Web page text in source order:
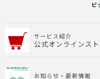
ピ
サービス紹介
公式オンラインス
お知らせ・最新情報